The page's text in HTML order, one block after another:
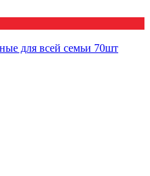
для всей семьи 70шт